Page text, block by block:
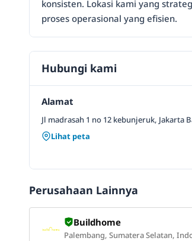
konsisten. Lokasi kami yang
proses operasional yang efisien.
Hubungi kami
Alamat
Jl madrasah 1 no 12 kebunjeruk, Jakarta
Lihat peta
Perusahaan Lainnya
Buildhome
Palembang, Sumatera Selatan,